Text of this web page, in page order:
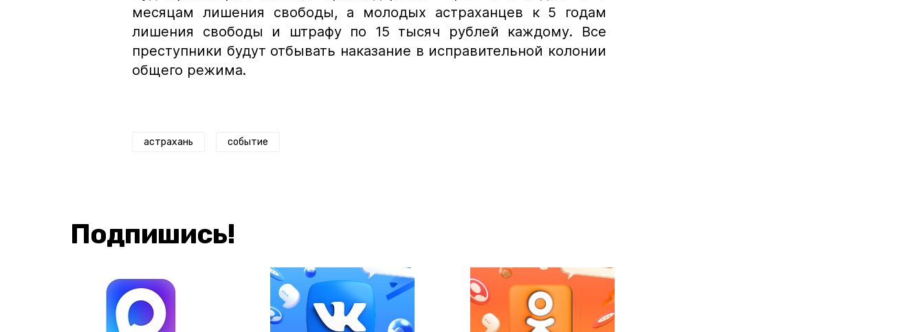
месяцам лишения свободы, а молодых астраханцев к 5 годам
лишения свободы и штрафу по 15 тысяч рублей каждому. Все
преступники будут отбывать наказание в исправительной колонии
общего режима.
астрахань событие
Подпишись!